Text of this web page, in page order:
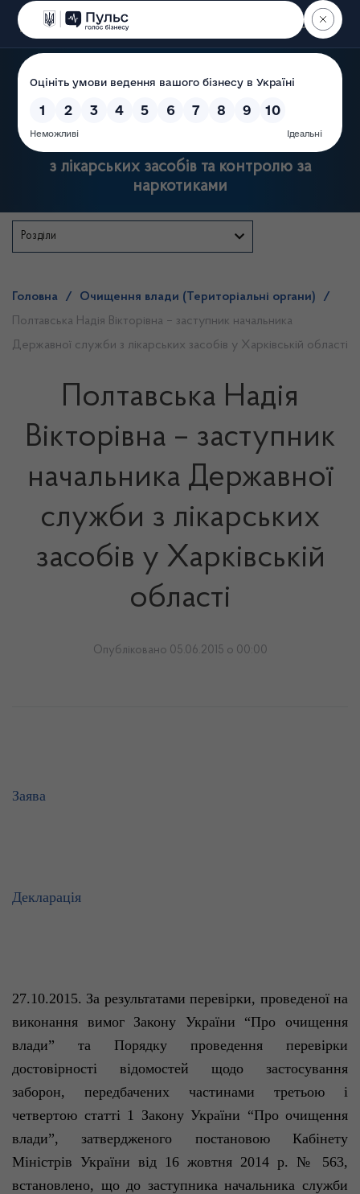
Пошук
Державна служба України
з лікарських засобів та контролю за
наркотиками
Розділи
Головна / Очищення влади (Територіальні органи)
/
Полтавська Надія Вікторівна – заступник начальника
Державної служби з лікарських засобів у Харківській області
Полтавська Надія
Вікторівна – заступник
начальника Державної
служби з лікарських
засобів у Харківській
області
Опубліковано 05.06.2015 о 00:00
Заява
Декларація
27.10.2015. За результатами перевірки, проведеної на
виконання вимог Закону України “Про очищення
влади” та Порядку проведення перевірки
достовірності відомостей щодо застосування
заборон, передбачених частинами третьою і
четвертою статті 1 Закону України “Про очищення
влади”, затвердженого постановою Кабінету
Міністрів України від 16 жовтня 2014 р. № 563,
встановлено, що до заступника начальника служби